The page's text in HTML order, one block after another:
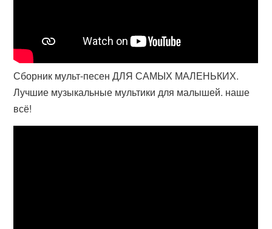
Сборник мульт-песен ДЛЯ САМЫХ МАЛЕНЬКИХ.
Лучшие музыкальные мультики для малышей. наше
всё!